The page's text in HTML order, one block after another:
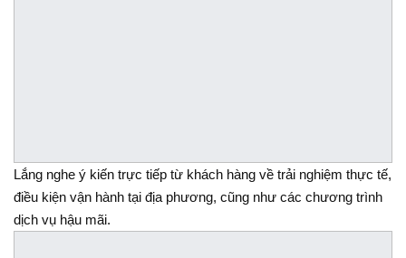
Lắng nghe ý kiến trực tiếp từ khách hàng về trải nghiệm thực tế,
điều kiện vận hành tại địa phương, cũng như các chương trình
dịch vụ hậu mãi.